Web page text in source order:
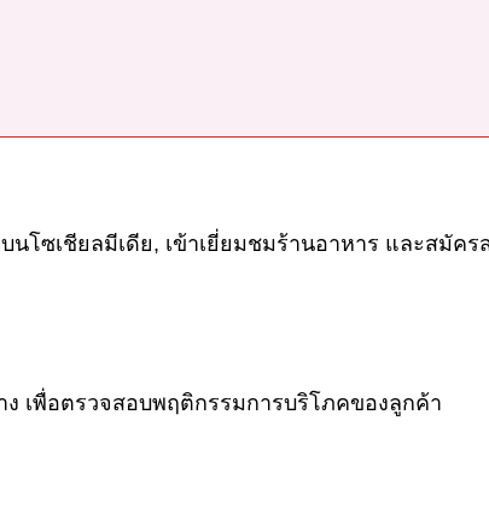
นโซเชียลมีเดีย, เข้าเยี่ยมชมร้านอาหาร และสมัค
ง เพื่อตรวจสอบพฤติกรรมการบริโภคของลูกค้า